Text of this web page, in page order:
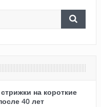
на короткие
40 лет